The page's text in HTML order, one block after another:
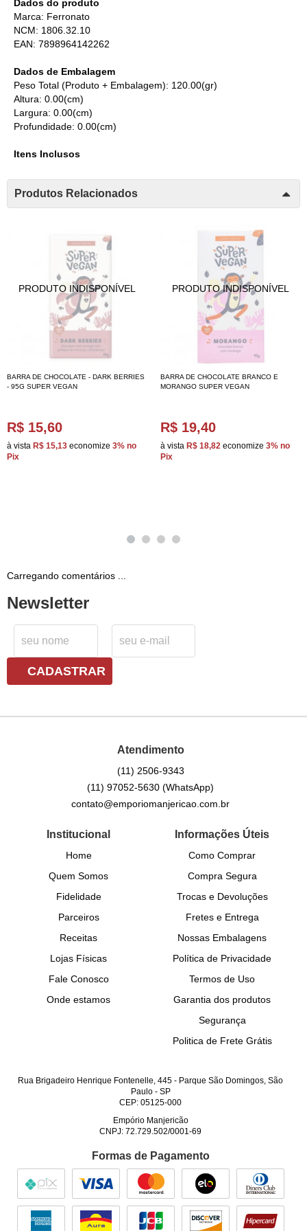
Dados do produto
Marca: Ferronato
NCM: 1806.32.10
EAN: 7898964142262
Dados de Embalagem
Peso Total (Produto + Embalagem): 120.00(gr)
Altura: 0.00(cm)
Largura: 0.00(cm)
Profundidade: 0.00(cm)
Itens Inclusos
Produtos Relacionados
BARRA DE CHOCOLATE - DARK BERRIES
- 95G SUPER VEGAN
R$ 15,60
à vista R$ 15,13 economize 3% no
Pix
BARRA DE CHOCOLATE BRANCO E
MORANGO SUPER VEGAN
R$ 19,40
à vista R$ 18,82 economize 3% no
Pix
Carregando comentários ...
Newsletter
CADASTRAR
Atendimento
(11) 2506-9343
(11) 97052-5630(WhatsApp)
contato@emporiomanjericao.com.br
Institucional
Home
Quem Somos
Fidelidade
Parceiros
Receitas
Lojas Físicas
Fale Conosco
Onde estamos
Informações Úteis
Como Comprar
Compra Segura
Trocas e Devoluções
Fretes e Entrega
Nossas Embalagens
Política de Privacidade
Termos de Uso
Garantia dos produtos
Segurança
Politica de Frete Grátis
Rua Brigadeiro Henrique Fontenelle, 445 - Parque São Domingos, São
Paulo- SP
CEP: 05125-000
Empório Manjericão
CNPJ: 72.729.502/0001-69
Formas de Pagamento